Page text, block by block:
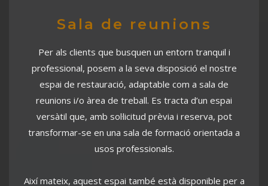
professional, posem a la seva disposició el nostre
reunions i/o àrea de treball. Es tracta d’un espai
versàtil que, amb sol·licitud prèvia i reserva, pot
transformar-se en una sala de formació orientada a
usos professionals.
Així mateix, aquest espai també està disponible per a
persones o empreses externes a l’allotjament. En